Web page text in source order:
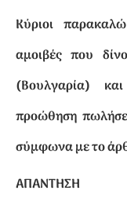
Κύριοι
αμοιβές που
(Βουλγαρία)
προώθηση
σύμφωνα με το
ΑΠΑΝΤΗΣΗ